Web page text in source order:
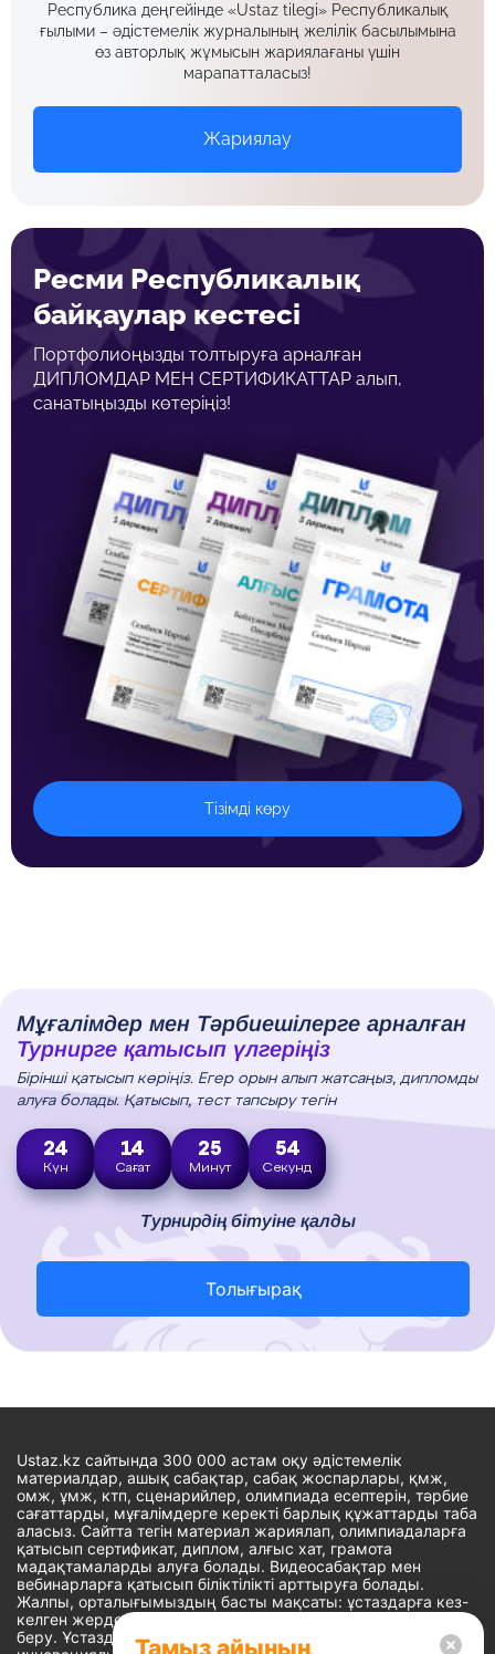
Тамыз айының
Республика деңгейінде «Ustaz tilegi» Республикалық
ғылыми – әдістемелік журналының желілік басылымына
өз авторлық жұмысын жариялағаны үшін
марапатталасыз!
Жариялау
Ресми Республикалық
байқаулар кестесі
Портфолиоңызды толтыруға арналған
ДИПЛОМДАР МЕН СЕРТИФИКАТТАР алып,
санатыңызды көтеріңіз!
Тізімді көру
Мұғалімдер мен Тәрбиешілерге арналған
Турнирге қатысып үлгеріңіз
Бірінші қатысып көріңіз. Егер орын алып жатсаңыз, дипломды
алуға болады. Қатысып, тест тапсыру тегін
24
Күн
14
Сағат
25
Минут
53
Секунд
Турнирдің бітуіне қалды
Толығырақ
Ustaz.kz сайтында 300 000 астам оқу әдістемелік
материалдар, ашық сабақтар, сабақ жоспарлары, қмж,
омж, ұмж, ктп, сценарийлер, олимпиада есептерін, тәрбие
сағаттарды, мұғалімдерге керекті барлық құжаттарды таба
аласыз. Сайтта тегін материал жариялап, олимпиадаларға
қатысып сертификат, диплом, алғыс хат, грамота
мадақтамаларды алуға болады. Видеосабақтар мен
вебинарларға қатысып біліктілікті арттыруға болады.
Жалпы, орталығымыздың басты мақсаты: ұстаздарға кез-
келген жерде, кез-келген уақытта білім алуына мүмкіндік
беру. Ұстаздардың барлық өзекті мәселелеріне